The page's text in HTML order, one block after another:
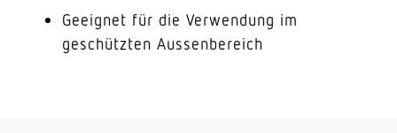
Geeignet für die Verwendung im
geschützten Aussenbereich